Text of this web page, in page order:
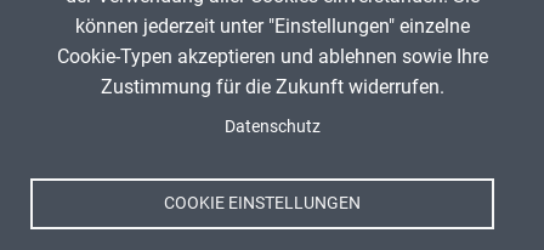
Spenden
Impressum
können jederzeit unter "Einstellungen" einzelne
Cookie-Typen akzeptieren und ablehnen sowie Ihre
Zustimmung für die Zukunft widerrufen.
Datenschutz
COOKIE EINSTELLUNGEN